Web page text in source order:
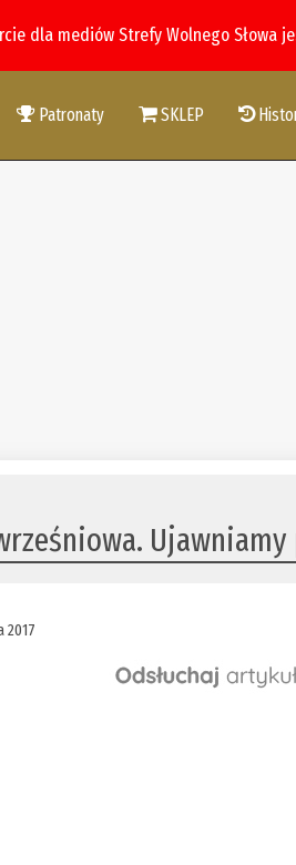
dla mediów Strefy Wolnego Słowa
Patronaty SKLEP
2017